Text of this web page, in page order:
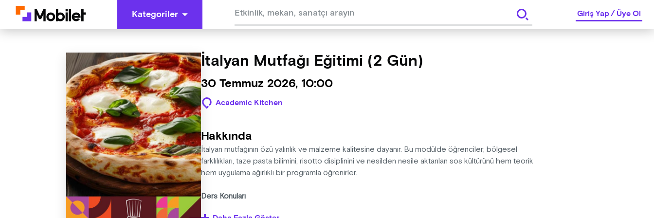
Kategoriler Giriş Yap/Üye Ol
İtalyan Mutfağı Eğitimi (2 Gün)
30 Temmuz 2026, 10:00
Academic Kitchen
Hakkında
İtalyan mutfağının özü yalınlık ve malzeme kalitesine dayanır. Bu modülde öğrenciler; bölgesel
farklılıkları, taze pasta bilimini, risotto disiplinini ve nesilden nesile aktarılan sos kültürünü hem teorik
hem uygulama ağırlıklı bir programla öğrenirler.
Ders Konuları